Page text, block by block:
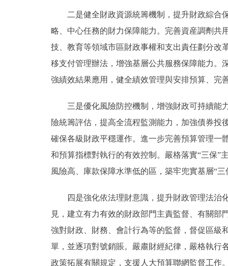
二是健全財政資源統籌機制，提升財政綜合保
略、中心任務的財力保障能力。完善資産調劑共
技、教育等領域市區財政事權和支出責任劃分改
移支付管理辦法，增強基層公共服務保障能力。
強績效結果應用，健全績效管理與安排預算、完
三是優化風險防控機制，增強財政可持續能力
險統籌評估，提高全流程監測能力，加強債券
確保各級財政平穩運作。進一步完善預算管理一
和預算指標對執行的有效控制。嚴格落實“三保”
風險高、庫款保障水準低的區，築牢兜實基層“三
四是強化依法理財意識，提升財政管理法治化
見，建立有力有效的財政部門主責監督、有關部
強對財政、財務、會計行為等的監督，督促區級
單，並逐項對號銷賬。嚴肅財經紀律，嚴格執行
政策拓展有關規定，支援人大預算聯網監督工作